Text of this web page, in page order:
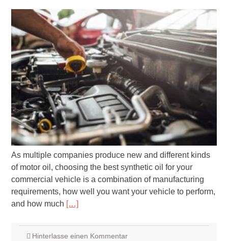
As multiple companies produce new and different kinds
of motor oil, choosing the best synthetic oil for your
commercial vehicle is a combination of manufacturing
requirements, how well you want your vehicle to perform,
and how much […]
Hinterlasse einen Kommentar